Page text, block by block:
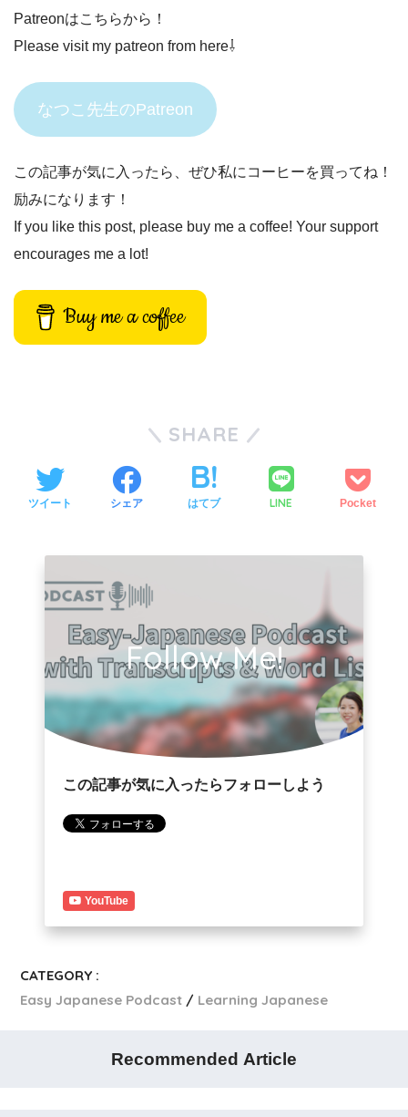
Patreonはこちらから！
Please visit my patreon from here⇩
なつこ先生のPatreon
この記事が気に入ったら、ぜひ私にコーヒーを買ってね！
励みになります！
If you like this post, please buy me a coffee! Your support
encourages me a lot!
Buy me a coffee
SHARE
ツイート シェア はてブ LINE Pocket
Follow Me!
この記事が気に入ったらフォローしよう
YouTube
CATEGORY :
Easy Japanese Podcast
Learning Japanese
Recommended Article